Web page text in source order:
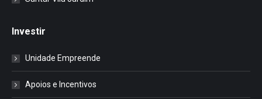
Investir
Unidade Empreende
Apoios e Incentivos